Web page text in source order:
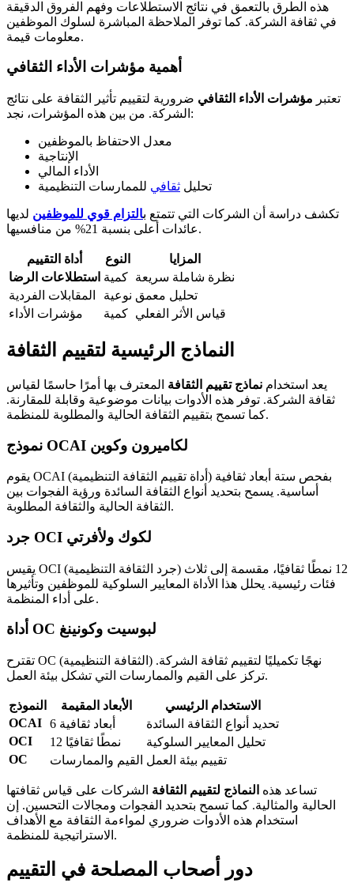
هذه الطرق بالتعمق في نتائج الاستطلاعات وفهم الفروق الدقيقة
في ثقافة الشركة. كما توفر الملاحظة المباشرة لسلوك الموظفين
معلومات قيمة.
أهمية مؤشرات الأداء الثقافي
تعتبر مؤشرات الأداء الثقافي ضرورية لتقييم تأثير الثقافة على نتائج
الشركة. من بين هذه المؤشرات، نجد:
معدل الاحتفاظ بالموظفين
الإنتاجية
الأداء المالي
تحليل ثقافي للممارسات التنظيمية
تكشف دراسة أن الشركات التي تتمتع بالتزام قوي للموظفين لديها
عائدات أعلى بنسبة 21% من منافسيها.
أداة التقييم النوع
المزايا
استطلاعات الرضا كمية نظرة شاملة سريعة
المقابلات الفردية
نوعية تحليل معمق
مؤشرات الأداء
كمية قياس الأثر الفعلي
النماذج الرئيسية لتقييم الثقافة
يعد استخدام نماذج تقييم الثقافة المعترف بها أمرًا حاسمًا لقياس
ثقافة الشركة. توفر هذه الأدوات بيانات موضوعية وقابلة للمقارنة.
كما تسمح بتقييم الثقافة الحالية والمطلوبة للمنظمة.
نموذج OCAI لكاميرون وكوين
يقوم OCAI (أداة تقييم الثقافة التنظيمية) بفحص ستة أبعاد ثقافية
أساسية. يسمح بتحديد أنواع الثقافة السائدة ورؤية الفجوات بين
الثقافة الحالية والثقافة المطلوبة.
جرد OCI لكوك ولأفرتي
يقيس OCI (جرد الثقافة التنظيمية) 12 نمطًا ثقافيًا، مقسمة إلى ثلاث
فئات رئيسية. يحلل هذا الأداة المعايير السلوكية للموظفين وتأثيرها
على أداء المنظمة.
أداة OC لبوسيت وكونينغ
تقترح OC (الثقافة التنظيمية) نهجًا تكميليًا لتقييم ثقافة الشركة.
تركز على القيم والممارسات التي تشكل بيئة العمل.
النموذج الأبعاد المقيمة
الاستخدام الرئيسي
OCAI
6 أبعاد ثقافية
تحديد أنواع الثقافة السائدة
OCI
12 نمطًا ثقافيًا
تحليل المعايير السلوكية
OC
القيم والممارسات تقييم بيئة العمل
تساعد هذه النماذج لتقييم الثقافة الشركات على قياس ثقافتها
الحالية والمثالية. كما تسمح بتحديد الفجوات ومجالات التحسين. إن
استخدام هذه الأدوات ضروري لمواءمة الثقافة مع الأهداف
الاستراتيجية للمنظمة.
دور أصحاب المصلحة في التقييم